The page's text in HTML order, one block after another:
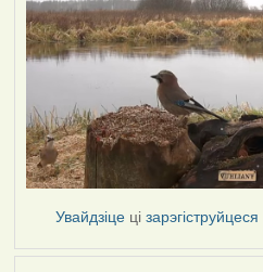
Увайдзіце цізарэгіструйцеся